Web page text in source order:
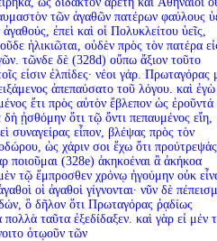
τῶν ἀγαθῶν πατέρων φαύλους
ἐπεὶ καὶ οἱ Πολυκλείτου ὑεῖς,
ἡλικιῶται, οὐδὲν πρὸς τὸν πατέρα
τῶνδε δὲ (328d) οὔπω ἄξιον τοῦτο
εἰσιν ἐλπίδες· νέοι γάρ. Πρωταγόρας
ἀπεπαύσατο τοῦ λόγου. καὶ ἐγὼ
ἔτι πρὸς αὐτὸν ἔβλεπον ὡς ἐροῦντά
δὴ ᾐσθόμην ὅτι τῷ ὄντι πεπαυμένος εἴη,
συναγείρας εἶπον, βλέψας πρὸς τὸν
ὡς χάριν σοι ἔχω ὅτι
ποιοῦμαι (328e) ἀκηκοέναι ἃ ἀκήκοα
τῷ ἔμπροσθεν χρόνῳ ἡγούμην οὐκ
οἱ ἀγαθοὶ γίγνονται· νῦν δὲ
ὃ δῆλον ὅτι Πρωταγόρας ῥᾳδίως
πολλὰ ταῦτα ἐξεδίδαξεν. καὶ γὰρ εἰ μέν
ὁτῳοῦν τῶν